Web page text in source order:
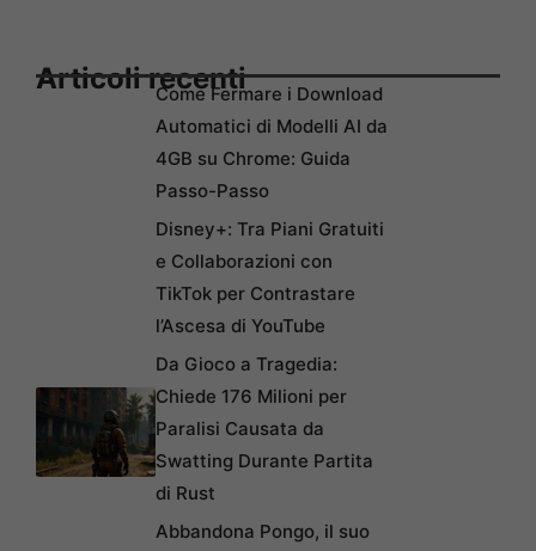
Articoli recentiCome Fermare i Download
Automatici di Modelli AI da
4GB su Chrome: Guida
Passo-Passo
Disney+: Tra Piani Gratuiti
e Collaborazioni con
TikTok per Contrastare
l’Ascesa di YouTube
Da Gioco a Tragedia:
Chiede 176 Milioni per
Paralisi Causata da
Swatting Durante Partita
di Rust
Abbandona Pongo, il suo